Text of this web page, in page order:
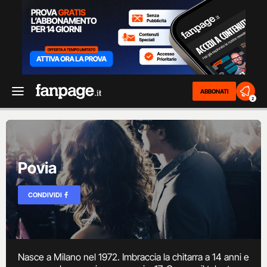
ABBONATI
2
Povia
CONDIVIDI
Nasce a Milano nel 1972. Imbraccia la chitarra a 14 anni e